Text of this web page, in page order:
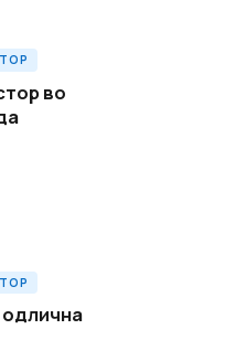
во